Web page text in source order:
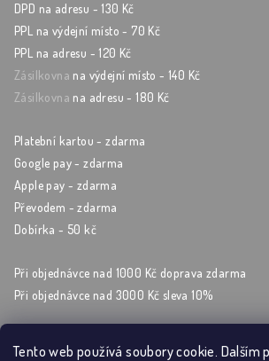
Tento web používá soubory cookie. Dalším
DPD na adresu - 130 Kč
PPL na výdejní místo - 70 Kč
PPL na adresu - 120 Kč
Zásilkovna na výdejní místo - 140 Kč
Zásilkovna na adresu - 180 Kč
Platební kartou - zdarma
Google pay - zdarma
Apple pay - zdarma
Převodem - zdarma
Dobírka - 50 kč
Při objednávce nad 1000 Kč doprava zdarma
Při objednávce nad 3000 Kč sleva 10%